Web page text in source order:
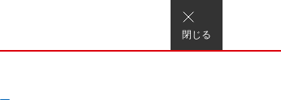
閉じる